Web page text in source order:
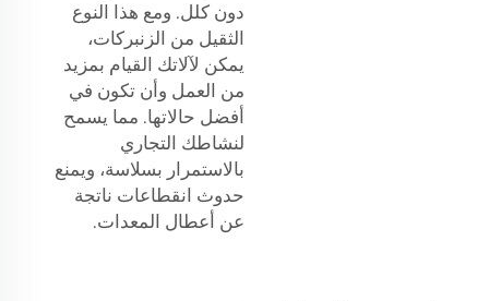
دون كلل. ومع هذا النوع
الثقيل من الزنبركات،
يمكن لآلاتك القيام بمزيد
من العمل وأن تكون في
أفضل حالاتها. مما يسمح
لنشاطك التجاري
بالاستمرار بسلاسة، ويمنع
حدوث انقطاعات ناتجة
عن أعطال المعدات.